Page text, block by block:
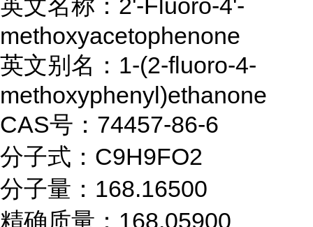
英文名称：2'-Fluoro-4'-
methoxyacetophenone
英文别名：1-(2-fluoro-4-
methoxyphenyl)ethanone
CAS号：74457-86-6
分子式：C9H9FO2
分子量：168.16500
精确质量：168.05900